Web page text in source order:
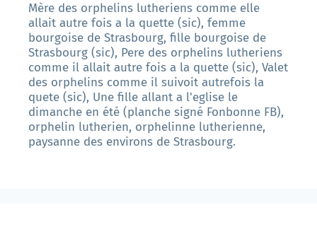
Mère des orphelins lutheriens comme elle
allait autre fois a la quette (sic), femme
bourgoise de Strasbourg, fille bourgoise de
Strasbourg (sic), Pere des orphelins lutheriens
comme il allait autre fois a la quette (sic), Valet
des orphelins comme il suivoit autrefois la
quete (sic), Une fille allant a l'eglise le
dimanche en été (planche signé Fonbonne FB),
orphelin lutherien, orphelinne lutherienne,
paysanne des environs de Strasbourg.